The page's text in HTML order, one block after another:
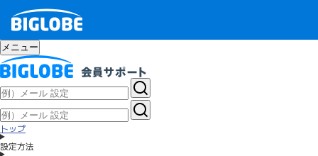
メニュー
トップ
設定方法